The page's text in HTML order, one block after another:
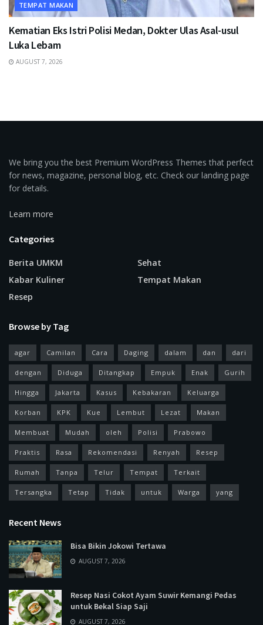
TEMPAT MAKAN
Kematian Eks Istri Polisi Medan, Dokter Ulas Asal-usul
Luka Lebam
AUGUST 7, 2026
We bring you the best Premium WordPress Themes that perfect
for news, magazine, personal blog, etc. Check our landing page
for details.
Learn more
Categories
Berita UMKM
Kabar Kuliner
Resep
Sehat
Tempat Makan
Browse by Tag
agar Camilan Cara Daging dalam dan dari
dengan Diduga Ditangkap Empuk Enak Gurih
Hingga Jakarta Kasus Kebakaran Keluarga
Korban KPK Kue Lembut Lezat Makan
Membuat Mudah oleh Polisi Prabowo
Praktis Rasa Rekomendasi Renyah Resep
Rumah Tanpa Telur Tempat Terkait
Tersangka Tetap Tidak untuk Warga yang
Recent News
Bisa Bikin Jokowi Tertawa
AUGUST 7, 2026
Resep Nasi Cokot Ayam Suwir Kemangi Pedas
untuk Bekal Siap Saji
AUGUST 7, 2026